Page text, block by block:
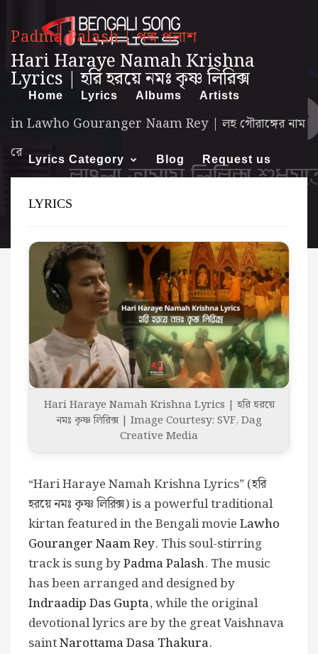
Home Lyrics Albums Artists
Lyrics Category Blog Request us
Padma Palash | পদ্ম পলাশ
Hari Haraye Namah Krishna
Lyrics | হরি হরয়ে নমঃ কৃষ্ণ লিরিক্স
inLawho Gouranger Naam Rey | লহ গৌরাঙ্গের নাম
রে
LYRICS
Hari Haraye Namah Krishna Lyrics | হরি হরয়ে
নমঃ কৃষ্ণ লিরিক্স | Image Courtesy: SVF, Dag
Creative Media
“Hari Haraye Namah Krishna Lyrics” (হরি
হরয়ে নমঃ কৃষ্ণ লিরিক্স) is a powerful traditional
kirtan featured in the Bengali movieLawho
Gouranger Naam Rey. This soul-stirring
track is sung byPadma Palash. The music
has been arranged and designed by
Indraadip Das Gupta, while the original
devotional lyrics are by the great Vaishnava
saintNarottama Dasa Thakura.